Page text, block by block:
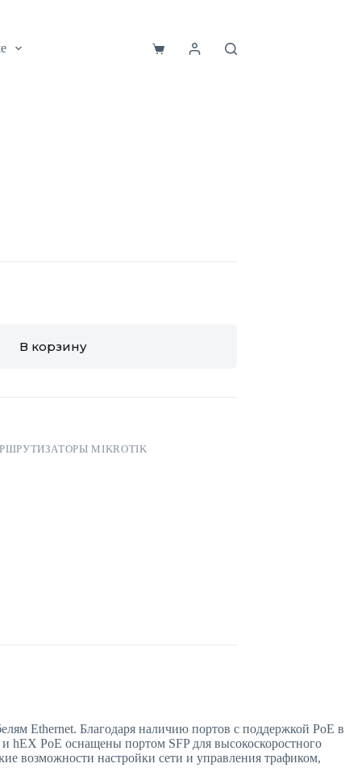
Корзина
В корзину
MIKROTIK
Ethernet. Благодаря наличию портов с поддержкой PoE в
hEX PoE оснащены портом SFP для высокоскоростного
возможности настройки сети и управления трафиком,